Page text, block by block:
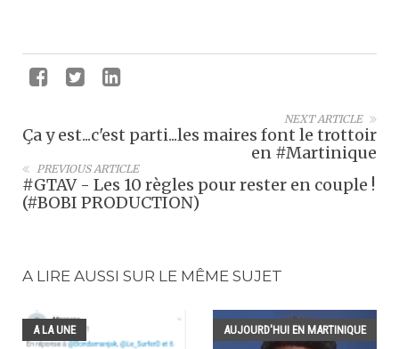
NEXT ARTICLE
Ça y est...c'est parti...les maires font le trottoir
en #Martinique
PREVIOUS ARTICLE
#GTAV - Les 10 règles pour rester en couple !
(#BOBI PRODUCTION)
A LIRE AUSSI SUR LE MÊME SUJET
A LA UNE AUJOURD'HUI EN MARTINIQUE